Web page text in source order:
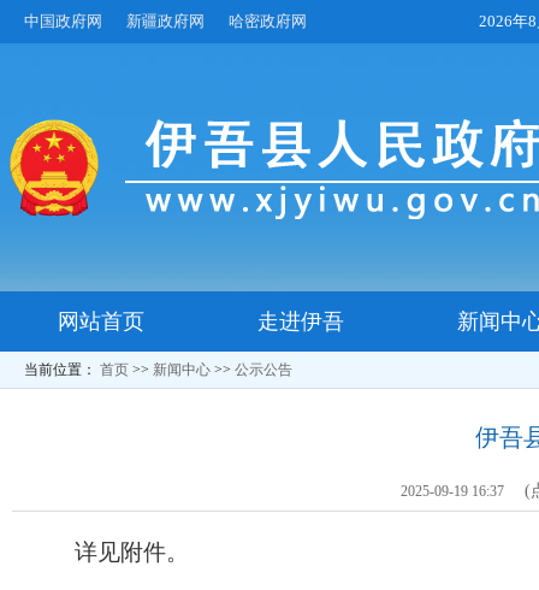
中国政府网 新疆政府网 哈密政府网 2026年
网站首页 走进伊吾 新闻中
当前位置： 首页 >> 新闻中心 >> 公示公告
伊吾
2025-09-19 16:37 (
详见附件。